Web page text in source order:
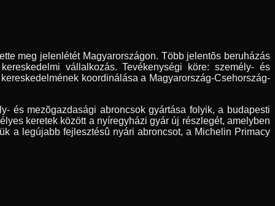
meg jelenlétét Magyarországon. Több jelentõs beruházás
vállalkozás. Tevékenységi köre: személy- és
koordinálása a Magyarország-Csehország-
és mezõgazdasági abroncsok gyártása folyik, a budapesti
keretek között a nyíregyházi gyár új részlegét, amelyben
a legújabb fejlesztésû nyári abroncsot, a Michelin Primacy